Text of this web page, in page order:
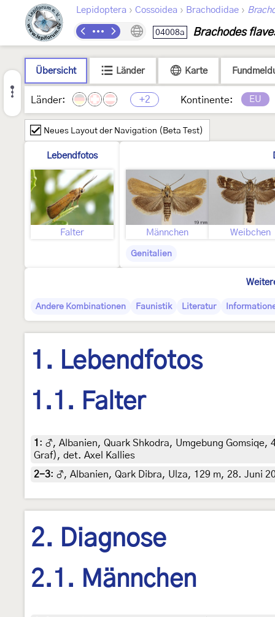
Lepidoptera › Cossoidea › Brachodidae ›
04008a Brachodes
Übersicht Länder Karte
Länder: +2 Kontinente: EU
Neues Layout der Navigation (Beta Test)
Lebendfotos
Falter Männchen Weibchen
Genitalien
Andere Kombinationen Faunistik Literatur
1. Lebendfotos
1.1. Falter
1 : ♂, Albanien, Quark Shkodra, Umgebung
Graf), det. Axel Kallies
2-3: ♂, Albanien, Qark Dibra, Ulza, 129 m, 28. Juni
2. Diagnose
2.1. Männchen